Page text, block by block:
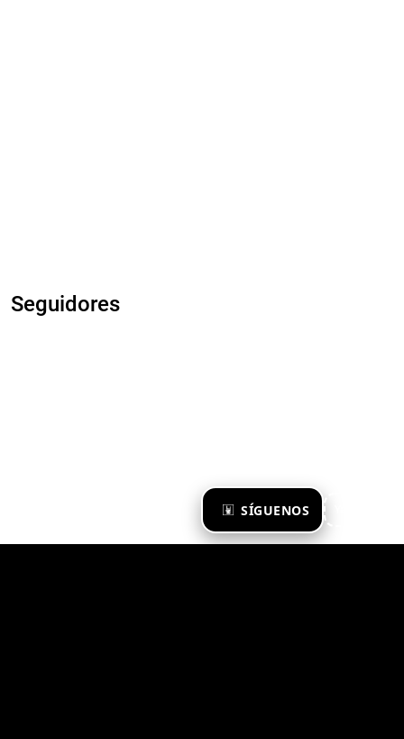
SÍGUENOS
Seguidores